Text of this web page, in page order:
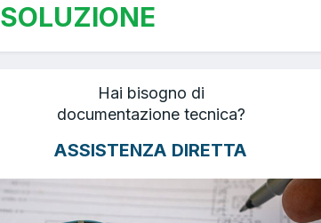
SOLUZIONE
Hai bisogno di
documentazione tecnica?
ASSISTENZA DIRETTA